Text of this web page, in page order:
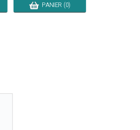
PANIER (0)